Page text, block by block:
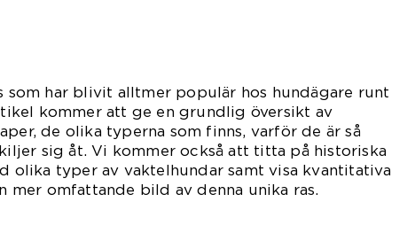
som har blivit alltmer populär hos hundägare runt
kommer att ge en grundlig översikt av
de olika typerna som finns, varför de är så
sig åt. Vi kommer också att titta på historiska
olika typer av vaktelhundar samt visa kvantitativa
mer omfattande bild av denna unika ras.